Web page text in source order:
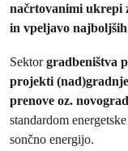
načrtovanimi ukrepi
in vpeljavo
Sektorgradbeništva
projekti
prenove oz.
standardom
sončno energijo.